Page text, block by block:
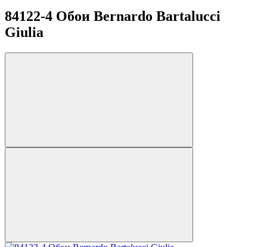
84122-4 Обои Bernardo Bartalucci
Giulia